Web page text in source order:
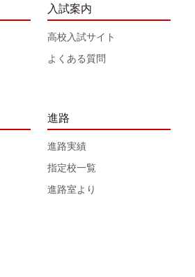
入試案内
高校入試サイト
よくある質問
進路
進路実績
指定校一覧
進路室より